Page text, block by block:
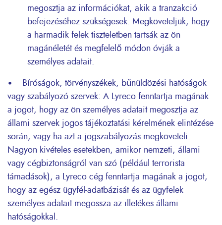
megosztja az információkat, akik a tranzakció
befejezéséhez szükségesek. Megköveteljük, hogy
a harmadik felek tiszteletben tartsák az ön
magánéletét és megfelelő módon óvják a
személyes adatait.
• Bíróságok, törvényszékek, bűnüldözési hatóságok
vagy szabályozó szervek: A Lyreco fenntartja magának
a jogot, hogy az ön személyes adatait megosztja az
állami szervek jogos tájékoztatási kérelmének elintézése
során, vagy ha azt a jogszabályozás megköveteli.
Nagyon kivételes esetekben, amikor nemzeti, állami
vagy cégbiztonságról van szó (például terrorista
támadások), a Lyreco cég fenntartja magának a jogot,
hogy az egész ügyfél-adatbázisát és az ügyfelek
személyes adatait megossza az illetékes állami
hatóságokkal.